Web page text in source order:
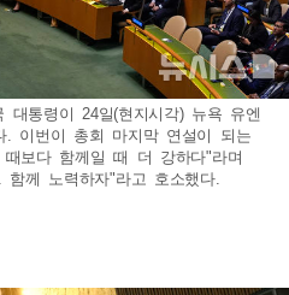
대통령이 24일(현지시각) 뉴욕 유엔
. 이번이 총회 마지막 연설이 되는
보다 함께일 때 더 강하다"라며
께 노력하자"라고 호소했다.